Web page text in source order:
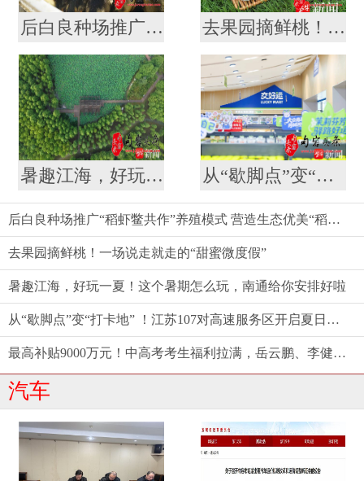
后白良种场推广“稻虾鳖共作”养殖模式 营造生态优美“稻梦空间” 去果园摘鲜桃！一场说走就走的“甜蜜微度假”
暑趣江海，好玩一夏！这个暑期怎么玩，南通给你安排好啦 从“歇脚点”变“打卡地” ！江苏107对高速服务区开启夏日消费新体验
后白良种场推广“稻虾鳖共作”养殖模式 营造生态优美“稻梦空间”
去果园摘鲜桃！一场说走就走的“甜蜜微度假”
暑趣江海，好玩一夏！这个暑期怎么玩，南通给你安排好啦
从“歇脚点”变“打卡地” ！江苏107对高速服务区开启夏日消费新体验
最高补贴9000万元！中高考考生福利拉满，岳云鹏、李健都来了——江苏端出端午“文旅大餐”
汽车